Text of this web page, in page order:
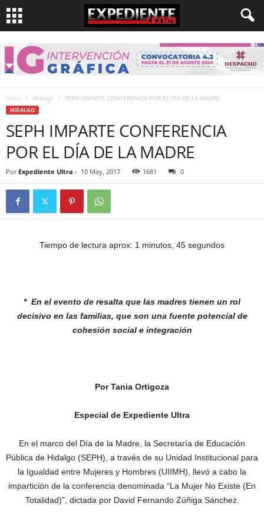
Inicio Hidalgo SEPH IMPARTE CONFERENCIA POR EL DÍA DE LA MADRE
HIDALGO
SEPH IMPARTE CONFERENCIA
POR EL DÍA DE LA MADRE
Por Expediente Ultra - 10 May, 2017 1681 0
Tiempo de lectura aprox: 1 minutos, 45 segundos
* En el evento de resalta que las madres tienen un rol
decisivo en las familias, que son una fuente potencial de
cohesión social e integración
Por Tania Ortigoza
Especial de Expediente Ultra
En el marco del Día de la Madre, la Secretaría de Educación
Pública de Hidalgo (SEPH), a través de su Unidad Institucional para
la Igualdad entre Mujeres y Hombres (UIIMH), llevó a cabo la
impartición de la conferencia denominada “La Mujer No Existe (En
Totalidad)”, dictada por David Fernando Zúñiga Sánchez.